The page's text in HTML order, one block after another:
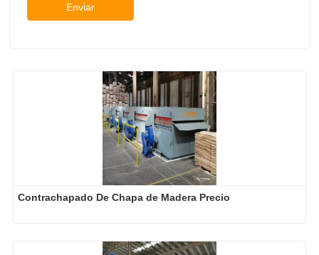
Enviar
Contrachapado De Chapa de Madera Precio